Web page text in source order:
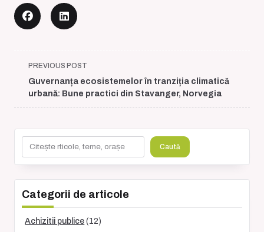
<span
class="nav-
subtitle
screen-
text">Page</span>
PREVIOUS POST
Guvernanța ecosistemelor în tranziția climatică
urbană: Bune practici din Stavanger, Norvegia
Caută
Categorii de articole
Achizitii publice (12)